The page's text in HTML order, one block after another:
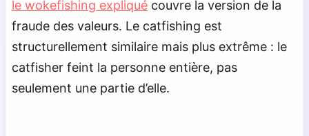
le wokefishing expliqué couvre la version de la
fraude des valeurs. Le catfishing est
structurellement similaire mais plus extrême : le
catfisher feint la personne entière, pas
seulement une partie d’elle.